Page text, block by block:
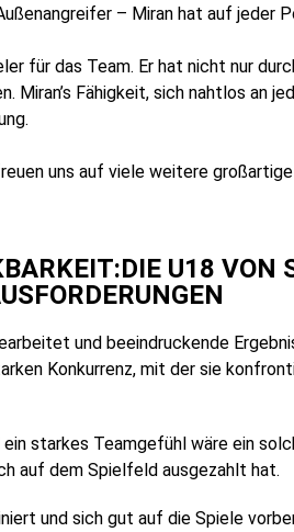
– Miran hat auf jeder
für das Team. Er hat nicht nur
Miran’s Fähigkeit, sich nahtlos an
uns auf viele weitere
U18 VON
und beeindruckende
Konkurrenz, mit der sie
starkes Teamgefühl wäre ein
auf dem Spielfeld ausgezahlt hat.
und sich gut auf die Spiele